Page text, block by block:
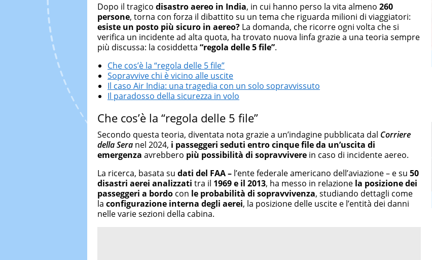
di strategie marketing attraverso canali digitali.
Dopo il tragico disastro aereo in India, in cui hanno perso la vita almeno 260
persone, torna con forza il dibattito su un tema che riguarda milioni di viaggiatori:
esiste un posto più sicuro in aereo? La domanda, che ricorre ogni volta che si
verifica un incidente ad alta quota, ha trovato nuova linfa grazie a una teoria sempre
più discussa: la cosiddetta “regola delle 5 file”.
Che cos’è la “regola delle 5 file”
Sopravvive chi è vicino alle uscite
Il caso Air India: una tragedia con un solo sopravvissuto
Il paradosso della sicurezza in volo
Che cos’è la “regola delle 5 file”
Secondo questa teoria, diventata nota grazie a un’indagine pubblicata dal Corriere
della Sera nel 2024, i passeggeri seduti entro cinque file da un’uscita di
emergenza avrebbero più possibilità di sopravvivere in caso di incidente aereo.
La ricerca, basata su dati del FAA – l’ente federale americano dell’aviazione – e su 50
disastri aerei analizzati tra il 1969 e il 2013, ha messo in relazione la posizione dei
passeggeri a bordo con le probabilità di sopravvivenza, studiando dettagli come
la configurazione interna degli aerei, la posizione delle uscite e l’entità dei danni
nelle varie sezioni della cabina.